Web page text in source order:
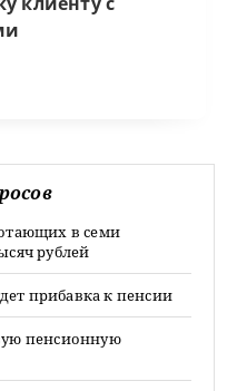
в семи
рублей
прибавка к пенсии
пенсионную